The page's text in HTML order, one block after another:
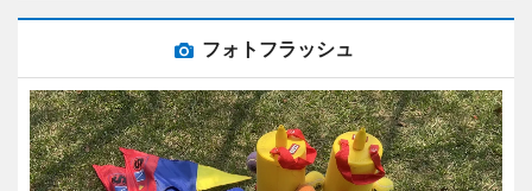
フォトフラッシュ